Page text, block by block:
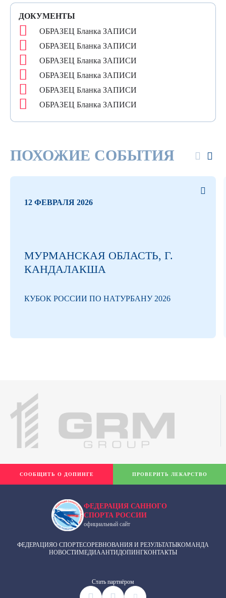
ДОКУМЕНТЫ
ОБРАЗЕЦ Бланка ЗАПИСИ
ОБРАЗЕЦ Бланка ЗАПИСИ
ОБРАЗЕЦ Бланка ЗАПИСИ
ОБРАЗЕЦ Бланка ЗАПИСИ
ОБРАЗЕЦ Бланка ЗАПИСИ
ОБРАЗЕЦ Бланка ЗАПИСИ
ПОХОЖИЕ СОБЫТИЯ
12 ФЕВРАЛЯ 2026
МУРМАНСКАЯ ОБЛАСТЬ, Г.
КАНДАЛАКША
КУБОК РОССИИ ПО НАТУРБАНУ 2026
ФЕДЕРАЦИЯ САННОГО
СПОРТА РОССИИ
официальный сайт
ФЕДЕРАЦИЯО СПОРТЕСОРЕВНОВАНИЯ И РЕЗУЛЬТАТЫКОМАНДА
НОВОСТИМЕДИААНТИДОПИНГКОНТАКТЫ
Cтать партнёром
СООБЩИТЬ О ДОПИНГЕ ПРОВЕРИТЬ ЛЕКАРСТВО